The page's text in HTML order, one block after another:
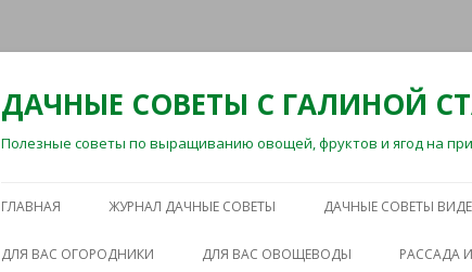
ДАЧНЫЕ СОВЕТЫ С ГАЛИНОЙ
Полезные советы по выращиванию овощей, фруктов и ягод на
ГЛАВНАЯ ЖУРНАЛ ДАЧНЫЕ СОВЕТЫ ДАЧНЫЕ СОВЕТЫ
ДЛЯ ВАС ОГОРОДНИКИ ДЛЯ ВАС ОВОЩЕВОДЫ РАССАДА